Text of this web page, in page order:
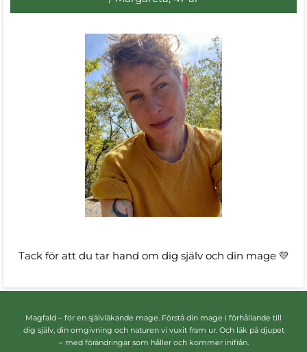
Tack för att du tar hand om dig själv och din mage 💛
Magfald – för en självläkande mage. Förstå din mage i förhållande till
dig själv, din omgivning och naturen vi vuxit fram ur. Och läk på djupet
– med förändringar som håller och kommer inifrån.